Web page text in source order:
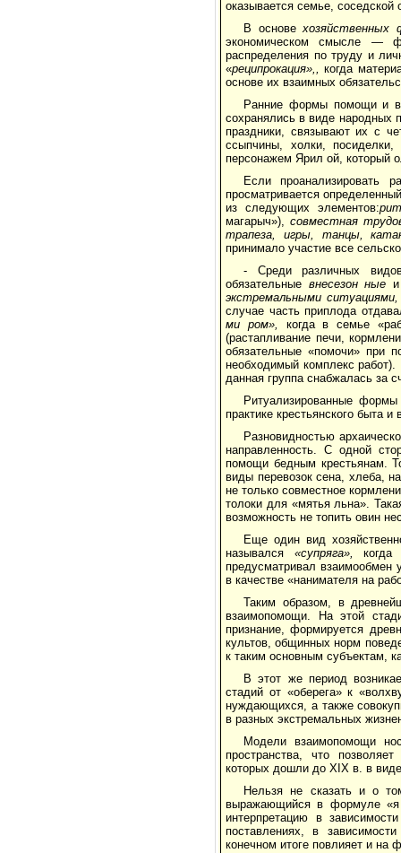
оказыва­ется семье,
В основе
экономическом смысле —
распределения по труду и
«реципрокация»,,когда
осно­ве их взаимных
Ранние формы помощи и
сохранялись в виде народных
праздники, связывают их с
ссыпчины, холки,
персонажем Ярил ой, который
Если проанализировать
просматривается
из следующих элементов:
магарыч»),совместная
трапеза, игры, танцы,
принимало участие все
- Среди различных
обязательные внесезон­ ные
экстремальными
случае часть приплода
ми­ ром», когда в семье
(растапливание печи,
обязательные «помочи» при
необходимый комплекс
дан­ная группа снабжалась за
Ритуализированные
практике кре­стьянского быта и
Разновидностью
направлен­ность. С одной
помощи бедным крестьянам.
виды перевозок сена, хлеба,
не только совместное
то­локи для «мятья льна».
возможность не топить овин
Еще один вид
назывался «супряга»,
предусматривал взаимообмен
в качестве «нанимателя на
Таким образом, в
взаимопомощи. На этой
признание, формируется
культов, общинных норм
к таким основным субъектам,
В этот же период
стадий от «обере­га» к
нуждающихся, а также
в разных экстремальных
Модели взаимопомощи
пространства, что
которых дошли до XIX в. в
Нельзя не сказать и о
выражающийся в фор­муле
интерпретацию в
поставлениях, в
конечном итоге повлияет и на